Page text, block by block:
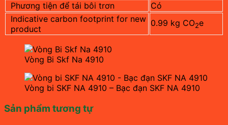
Phương tiện để tái bôi trơn
Có
Indicative carbon footprint for new
product
0.99 kg CO2e
Vòng Bi Skf Na 4910
Vòng bi SKF NA 4910 – Bạc đạn SKF NA 4910
Sản phẩm tương tự